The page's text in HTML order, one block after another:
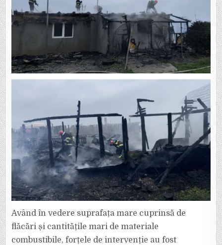
Având în vedere suprafața mare cuprinsă de
flăcări și cantitățile mari de materiale
combustibile, forțele de intervenție au fost